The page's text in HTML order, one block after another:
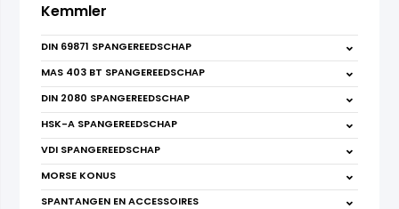
Kemmler
DIN 69871 SPANGEREEDSCHAP
MAS 403 BT SPANGEREEDSCHAP
DIN 2080 SPANGEREEDSCHAP
HSK-A SPANGEREEDSCHAP
VDI SPANGEREEDSCHAP
MORSE KONUS
SPANTANGEN EN ACCESSOIRES